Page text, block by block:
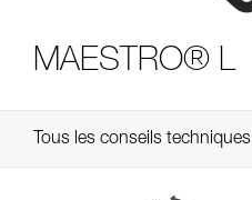
MAESTRO® L
Tous les conseils techniques